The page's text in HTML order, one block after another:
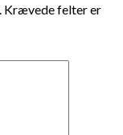
Krævede felter er